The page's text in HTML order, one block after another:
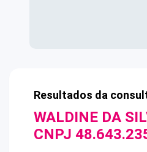
Resultados da
WALDINE DA
CNPJ